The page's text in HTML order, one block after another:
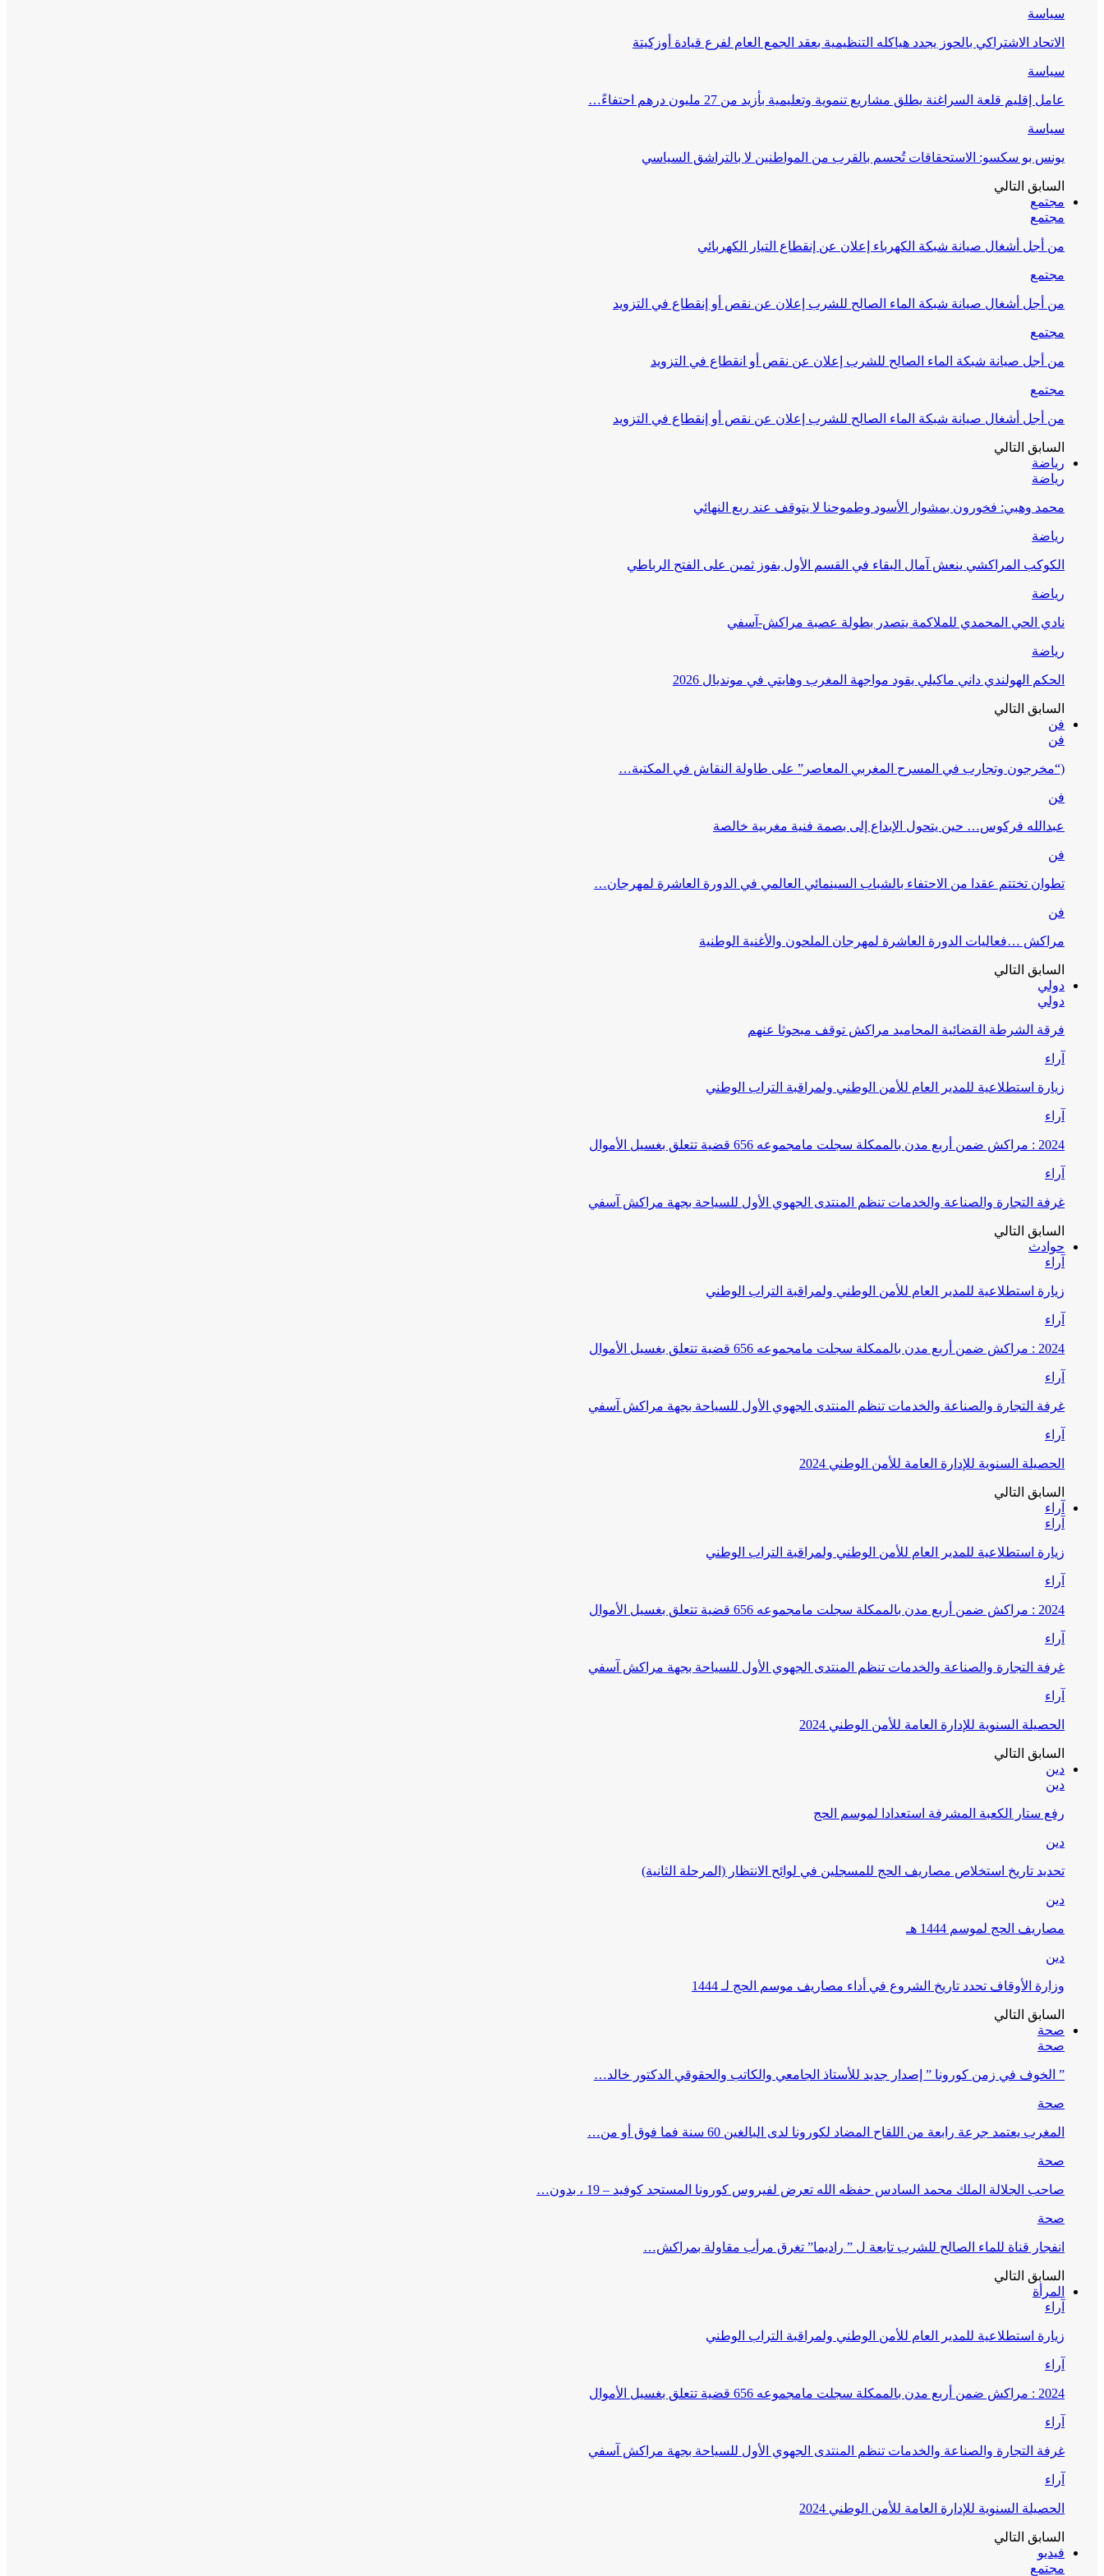
سياسة
الاتحاد الاشتراكي بالحوز يجدد هياكله التنظيمية بعقد الجمع العام لفرع قيادة أوزكيتة
سياسة
عامل إقليم قلعة السراغنة يطلق مشاريع تنموية وتعليمية بأزيد من 27 مليون درهم احتفاءً…
سياسة
يونس بو سكسو: الاستحقاقات تُحسم بالقرب من المواطنين لا بالتراشق السياسي
السابق التالي
مجتمع
مجتمع
من أجل أشغال صيانة شبكة الكهرباء إعلان عن إنقطاع التيار الكهربائي
مجتمع
من أجل أشغال صيانة شبكة الماء الصالح للشرب إعلان عن نقص أو إنقطاع في التزويد
مجتمع
من أجل صيانة شبكة الماء الصالح للشرب إعلان عن نقص أو انقطاع في التزويد
مجتمع
من أجل أشغال صيانة شبكة الماء الصالح للشرب إعلان عن نقص أو إنقطاع في التزويد
السابق التالي
رياضة
رياضة
محمد وهبي: فخورون بمشوار الأسود وطموحنا لا يتوقف عند ربع النهائي
رياضة
الكوكب المراكشي ينعش آمال البقاء في القسم الأول بفوز ثمين على الفتح الرباطي
رياضة
نادي الحي المحمدي للملاكمة يتصدر بطولة عصبة مراكش-آسفي
رياضة
الحكم الهولندي داني ماكيلي يقود مواجهة المغرب وهايتي في مونديال 2026
السابق التالي
فن
فن
(“مخرجون وتجارب في المسرح المغربي المعاصر” على طاولة النقاش في المكتبة…
فن
عبدالله فركوس… حين يتحول الإبداع إلى بصمة فنية مغربية خالصة
فن
تطوان تختتم عقدا من الاحتفاء بالشباب السينمائي العالمي في الدورة العاشرة لمهرجان…
فن
مراكش …فعاليات الدورة العاشرة لمهرجان الملحون والأغنية الوطنية
السابق التالي
دولي
دولي
فرقة الشرطة القضائية المحاميد مراكش توقف مبحوثا عنهم
آراء
زيارة استطلاعية للمدير العام للأمن الوطني ولمراقبة التراب الوطني
آراء
2024 : مراكش ضمن أربع مدن بالممكلة سجلت مامجموعه 656 قضية تتعلق بغسيل الأموال
آراء
غرفة التجارة والصناعة والخدمات تنظم المنتدى الجهوي الأول للسياحة بجهة مراكش آسفي
السابق التالي
حوادث
آراء
زيارة استطلاعية للمدير العام للأمن الوطني ولمراقبة التراب الوطني
آراء
2024 : مراكش ضمن أربع مدن بالممكلة سجلت مامجموعه 656 قضية تتعلق بغسيل الأموال
آراء
غرفة التجارة والصناعة والخدمات تنظم المنتدى الجهوي الأول للسياحة بجهة مراكش آسفي
آراء
الحصيلة السنوية للإدارة العامة للأمن الوطني 2024
السابق التالي
آراء
آراء
زيارة استطلاعية للمدير العام للأمن الوطني ولمراقبة التراب الوطني
آراء
2024 : مراكش ضمن أربع مدن بالممكلة سجلت مامجموعه 656 قضية تتعلق بغسيل الأموال
آراء
غرفة التجارة والصناعة والخدمات تنظم المنتدى الجهوي الأول للسياحة بجهة مراكش آسفي
آراء
الحصيلة السنوية للإدارة العامة للأمن الوطني 2024
السابق التالي
دين
دين
رفع ستار الكعبة المشرفة استعدادا لموسم الحج
دين
تحديد تاريخ استخلاص مصاريف الحج للمسجلين في لوائح الانتظار (المرحلة الثانية)
دين
مصاريف الحج لموسم 1444 هـ
دين
وزارة الأوقاف تحدد تاريخ الشروع في أداء مصاريف موسم الحج لـ 1444
السابق التالي
صحة
صحة
” الخوف في زمن كورونا ” إصدار جديد للأستاذ الجامعي والكاتب والحقوقي الدكتور خالد…
صحة
المغرب يعتمد جرعة رابعة من اللقاح المضاد لكورونا لدى البالغين 60 سنة فما فوق أو من…
صحة
صاحب الجلالة الملك محمد السادس حفظه الله تعرض لفيروس كورونا المستجد كوفيد – 19 ، بدون…
صحة
انفجار قناة للماء الصالح للشرب تابعة ل ” راديما” تغرق مرأب مقاولة بمراكش…
السابق التالي
المرأة
آراء
زيارة استطلاعية للمدير العام للأمن الوطني ولمراقبة التراب الوطني
آراء
2024 : مراكش ضمن أربع مدن بالممكلة سجلت مامجموعه 656 قضية تتعلق بغسيل الأموال
آراء
غرفة التجارة والصناعة والخدمات تنظم المنتدى الجهوي الأول للسياحة بجهة مراكش آسفي
آراء
الحصيلة السنوية للإدارة العامة للأمن الوطني 2024
السابق التالي
فيديو
مجتمع